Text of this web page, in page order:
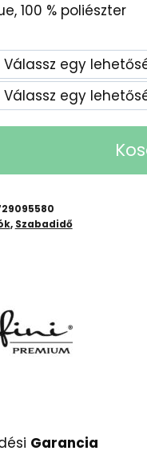
-
3120 Ft
100 % poliészter
, Szabadidő
Garancia